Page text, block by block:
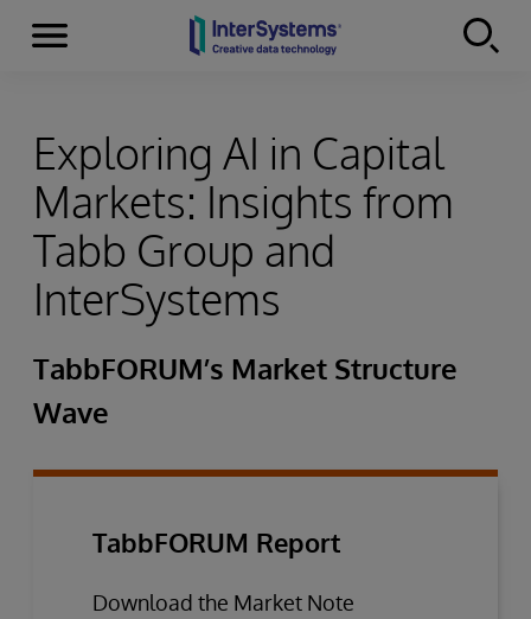
Skip to content
Menu
Exploring AI in Capital
Markets: Insights from
Tabb Group and
InterSystems
TabbFORUM’s Market Structure
Wave
TabbFORUM Report
Download the Market Note